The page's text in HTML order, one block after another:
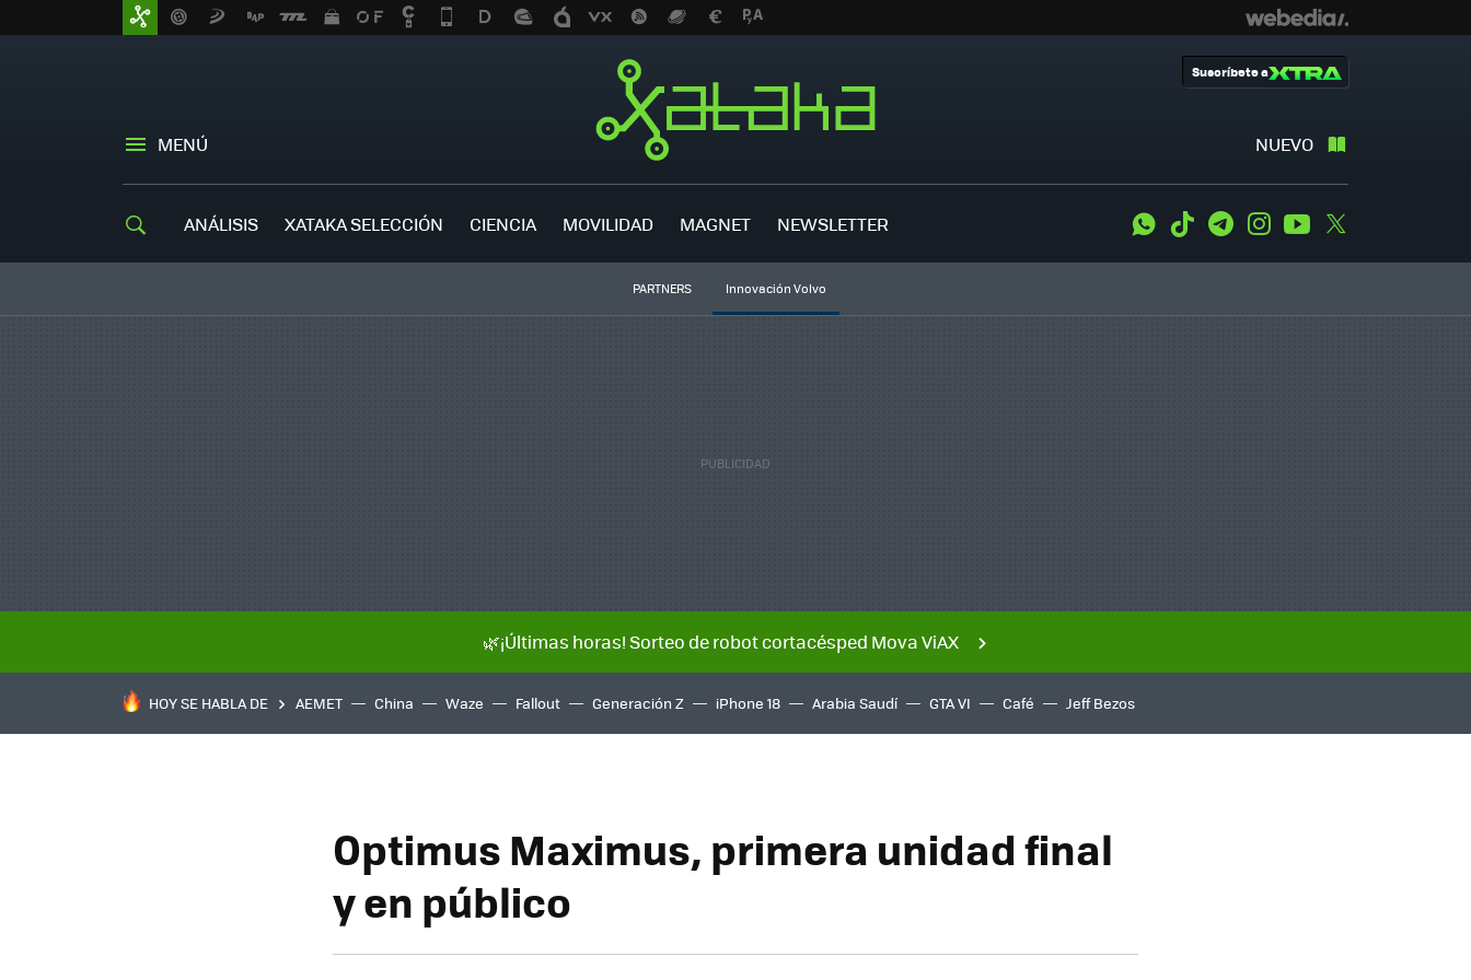
MENÚ NUEVO
Suscríbete a
ANÁLISIS XATAKA SELECCIÓN CIENCIA MOVILIDAD MAGNET NEWSLETTER WhatsApp
Tiktok TelegramInstagramYoutube
PARTNERS Innovación Volvo
🌿¡Últimas horas! Sorteo de robot cortacésped Mova ViAX
HOY SE HABLA DE AEMET China Waze Fallout Generación Z iPhone 18 Arabia Saudí GTA VI Café Jeff Bezos
Optimus Maximus, primera unidad final
y en público